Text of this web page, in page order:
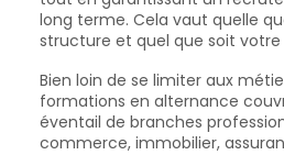
long terme. Cela vaut quelle
structure et quel que soit votre
Bien loin de se limiter aux
formations en alternance
éventail de branches
commerce, immobilier,